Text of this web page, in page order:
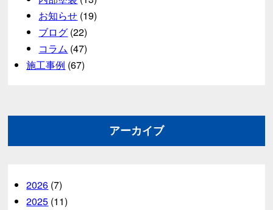
お知らせ (19)
ブログ (22)
コラム (47)
施工事例 (67)
アーカイブ
2026 (7)
2025 (11)